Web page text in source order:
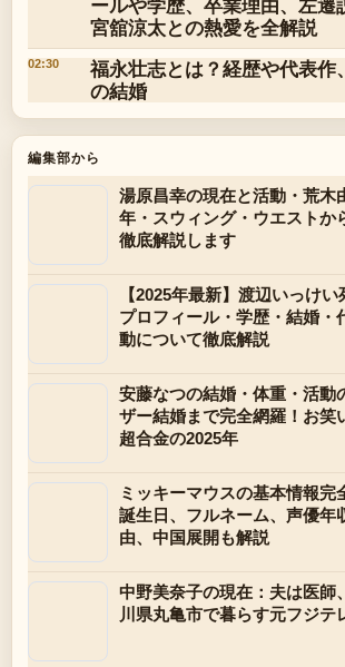
宮舘涼太との熱愛を全解説
02:30
福永壮志とは？経歴や代表作
の結婚
編集部から
湯原昌幸の現在と活動・荒木
年・スウィング・ウエストか
徹底解説します
【2025年最新】渡辺いっけい
プロフィール・学歴・結婚・
動について徹底解説
安藤なつの結婚・体重・活動
ザー結婚まで完全網羅！お笑
超合金の2025年
ミッキーマウスの基本情報完
誕生日、フルネーム、声優年
由、中国展開も解説
中野美奈子の現在：夫は医師
川県丸亀市で暮らす元フジテ